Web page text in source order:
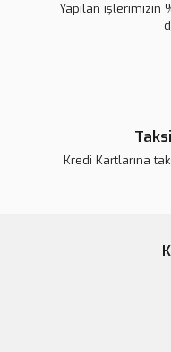
Yapılan işlerimizin
Kredi Kartlarına